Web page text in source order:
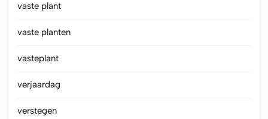
vaste plant
vaste planten
vasteplant
verjaardag
verstegen